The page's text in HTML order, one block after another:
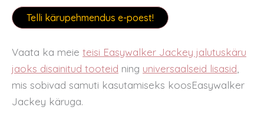
Telli kärupehmendus e-poest!
Vaata ka meie teisi Easywalker Jackey jalutuskäru
jaoks disainitud tooteid ning universaalseid lisasid
mis sobivad samuti kasutamiseks koosEasywalker
Jackey käruga.